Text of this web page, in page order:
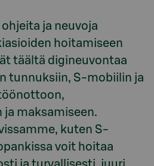
ohjeita ja neuvoja
hoitamiseen
täältä digineuvontaa
tunnuksiin, S-mobiilin ja
maksamiseen.
kuten S-
voit hoitaa